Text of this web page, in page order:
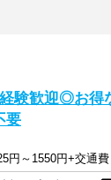
経験歓迎◎お
要
円～1550円+交通費